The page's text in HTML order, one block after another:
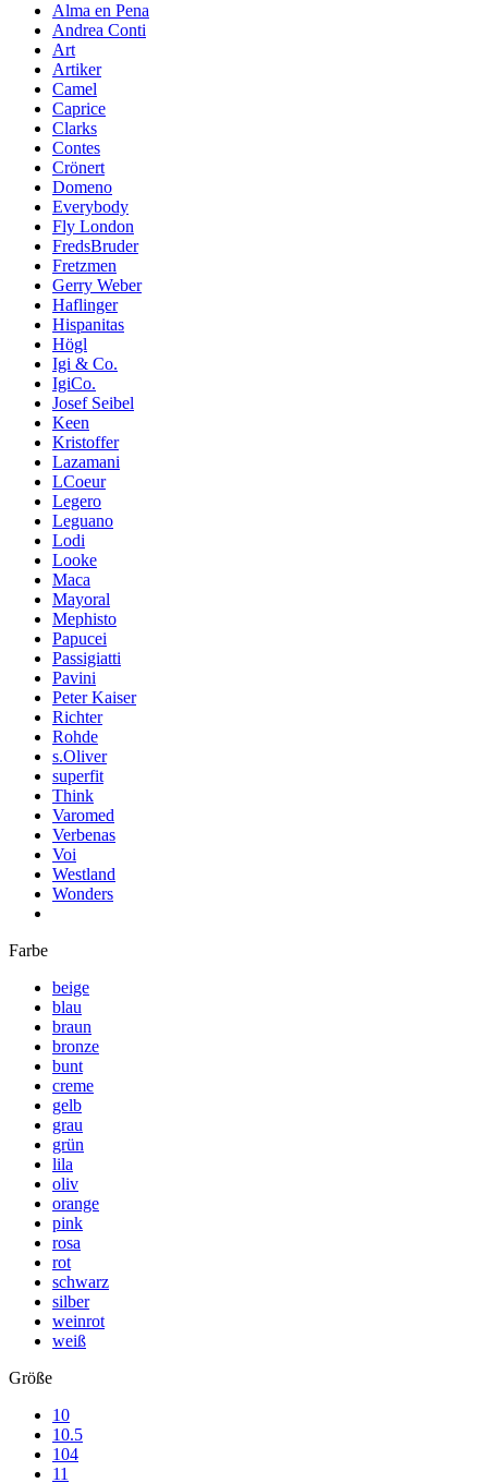
Alma en Pena
Andrea Conti
Art
Artiker
Camel
Caprice
Clarks
Contes
Crönert
Domeno
Everybody
Fly London
FredsBruder
Fretzmen
Gerry Weber
Haflinger
Hispanitas
Högl
Igi & Co.
IgiCo.
Josef Seibel
Keen
Kristoffer
Lazamani
LCoeur
Legero
Leguano
Lodi
Looke
Maca
Mayoral
Mephisto
Papucei
Passigiatti
Pavini
Peter Kaiser
Richter
Rohde
s.Oliver
superfit
Think
Varomed
Verbenas
Voi
Westland
Wonders
Farbe
beige
blau
braun
bronze
bunt
creme
gelb
grau
grün
lila
oliv
orange
pink
rosa
rot
schwarz
silber
weinrot
weiß
Größe
10
10.5
104
11